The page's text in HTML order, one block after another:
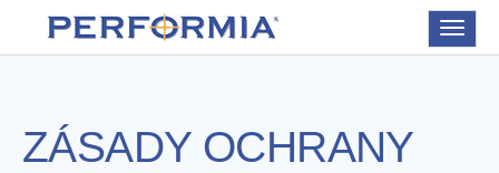
Toggle
ZÁSADY OCHRANY